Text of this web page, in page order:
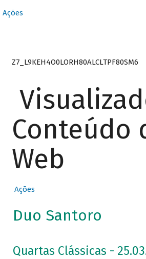
Ações
Z7_L9KEH4O0LORH80ALCLTPF80SM6
Conteúdo
Web
Ações
Duo Santoro
Quartas Clássicas -